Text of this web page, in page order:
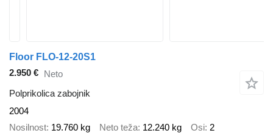
Floor FLO-12-20S1
2.950 € Neto
Polprikolica zabojnik
2004
Nosilnost 19.760 kg Neto teža 12.240 kg Osi 2